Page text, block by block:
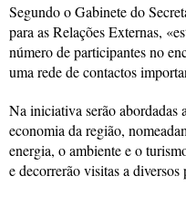
Segundo o Gabinete do
para as Relações Externas,
número de participantes no
uma rede de contactos
Na iniciativa serão abordadas
economia da região,
energia, o ambiente e o
e decorrerão visitas a